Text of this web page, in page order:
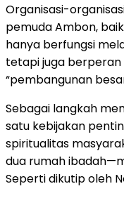
Organisasi-
pemuda Ambon,
hanya berfungsi
tetapi juga
“pembangunan
Sebagai langkah
satu kebijakan
spiritualitas
dua rumah
Seperti dikutip oleh